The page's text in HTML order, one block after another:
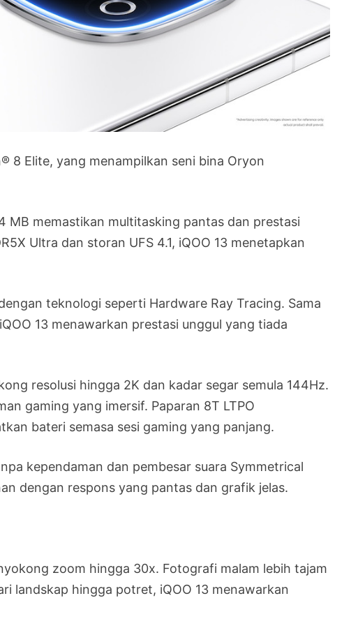
8 Elite, yang menampilkan seni bina Oryon
MB memastikan multitasking pantas dan prestasi
Ultra dan storan UFS 4.1, iQOO 13 menetapkan
teknologi seperti Hardware Ray Tracing. Sama
13 menawarkan prestasi unggul yang tiada
resolusi hingga 2K dan kadar segar semula 144Hz.
gaming yang imersif. Paparan 8T LTPO
bateri semasa sesi gaming yang panjang.
kependaman dan pembesar suara Symmetrical
dengan respons yang pantas dan grafik jelas.
zoom hingga 30x. Fotografi malam lebih tajam
landskap hingga potret, iQOO 13 menawarkan